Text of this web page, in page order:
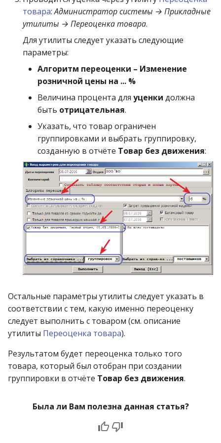
2023)
Реестр документов
Реестр документов
розничного склада
Реестр приходов от
поставщика
Реестр розничных цен
Справка о
ТО
Статотчёт по группам
товара (Генератор)
Формы 7-МЗ, 11-МЗ
операции»
Модуль «Торговые
технологии»
товара:Администратор системы → Прикладные
утилиты → Переоценка товара.
Для утилиты следует указать следующие
параметры:
Алгоритм переоценки – Изменение
розничной цены на ... %
Величина процента для уценки должна
быть отрицательная.
Указать, что товар ограничен
группировками и выбрать группировку,
созданную в отчёте Товар без движения:
Остальные параметры утилиты следует указать в
соответствии с тем, какую именно переоценку
следует выполнить с товаром (см. описание
утилиты Переоценка товара).
Результатом будет переоценка только того
товара, который был отобран при создании
группировки в отчёте Товар без движения.
Была ли Вам полезна данная статья?